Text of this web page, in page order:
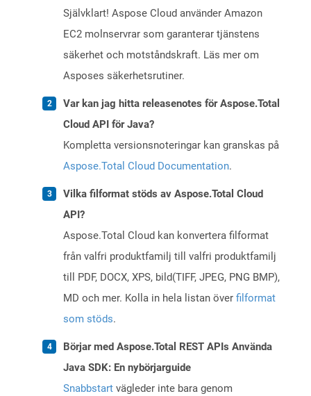
Självklart! Aspose Cloud använder Amazon
EC2 molnservrar som garanterar tjänstens
säkerhet och motståndskraft. Läs mer om
Asposes säkerhetsrutiner.
Var kan jag hitta releasenotes för Aspose.Total
Cloud API för Java?
Kompletta versionsnoteringar kan granskas på
Aspose.Total Cloud Documentation.
Vilka filformat stöds av Aspose.Total Cloud
API?
Aspose.Total Cloud kan konvertera filformat
från valfri produktfamilj till valfri produktfamilj
till PDF, DOCX, XPS, bild(TIFF, JPEG, PNG BMP),
MD och mer. Kolla in hela listan över filformat
som stöds.
Börjar med Aspose.Total REST APIs Använda
Java SDK: En nybörjarguide
Snabbstart vägleder inte bara genom